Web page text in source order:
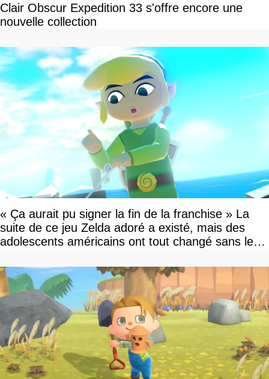
Clair Obscur Expedition 33 s'offre encore une
nouvelle collection
« Ça aurait pu signer la fin de la franchise » La
suite de ce jeu Zelda adoré a existé, mais des
adolescents américains ont tout changé sans le